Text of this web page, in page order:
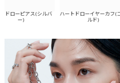
ローピアス(シルバ
ハートドローイヤーカフ(ゴー
ルド)